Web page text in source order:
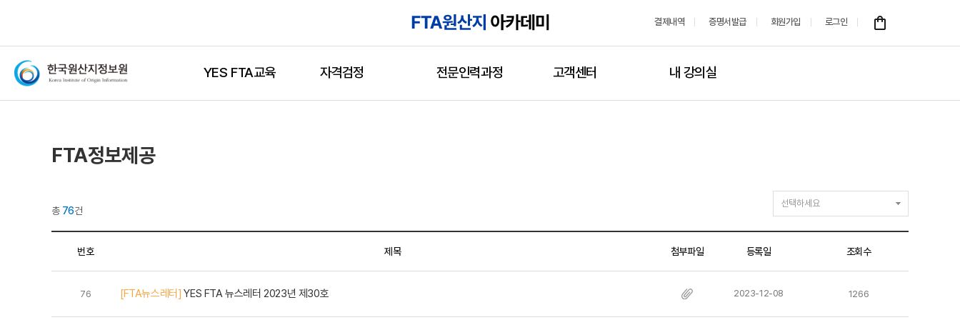
결제내역 증명서발급 회원가입 로그인
YES FTA교육 자격검정 전문인력과정 고객센터 내 강의실
FTA정보제공
총 76건
번호 제목 첨부파일 등록일 조회수
76 [FTA뉴스레터] YES FTA 뉴스레터 2023년 제30호 2023-12-08 1266